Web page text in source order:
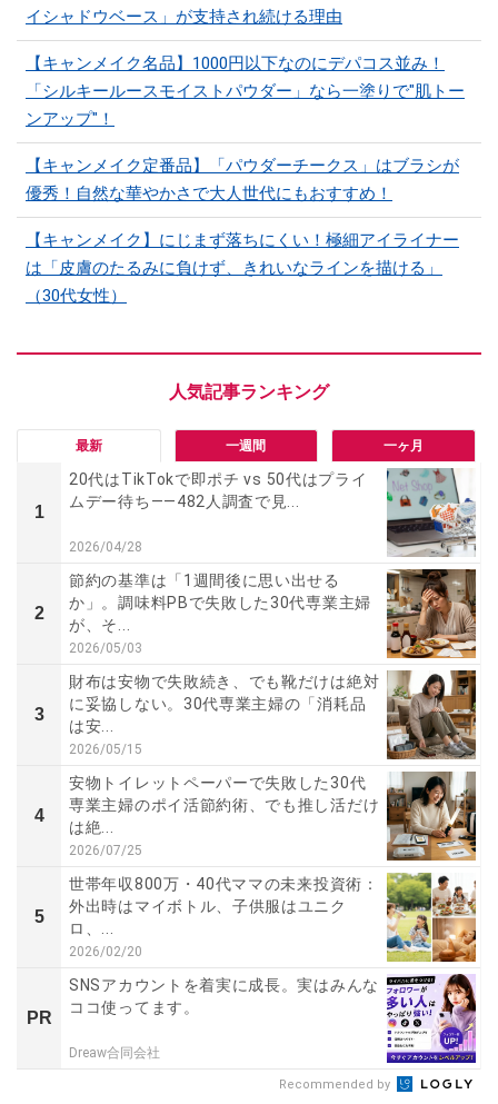
イシャドウベース」が支持され続ける理由
【キャンメイク名品】1000円以下なのにデパコス並み！
「シルキールースモイストパウダー」なら一塗りで"肌トー
ンアップ"！
【キャンメイク定番品】「パウダーチークス」はブラシが
優秀！自然な華やかさで大人世代にもおすすめ！
【キャンメイク】にじまず落ちにくい！極細アイライナー
は「皮膚のたるみに負けず、きれいなラインを描ける」
（30代女性）
最新 一週間 一ヶ月
1
20代はTikTokで即ポチ vs 50代はプライ
ムデー待ち――482人調査で見...
2026/04/28
2
節約の基準は「1週間後に思い出せる
か」。調味料PBで失敗した30代専業主婦
が、そ...
2026/05/03
3
財布は安物で失敗続き、でも靴だけは絶対
に妥協しない。30代専業主婦の「消耗品
は安...
2026/05/15
4
安物トイレットペーパーで失敗した30代
専業主婦のポイ活節約術、でも推し活だけ
は絶...
2026/07/25
5
世帯年収800万・40代ママの未来投資術：
外出時はマイボトル、子供服はユニク
ロ、...
2026/02/20
PR
SNSアカウントを着実に成長。実はみんな
ココ使ってます。
Dreaw合同会社
Recommended by